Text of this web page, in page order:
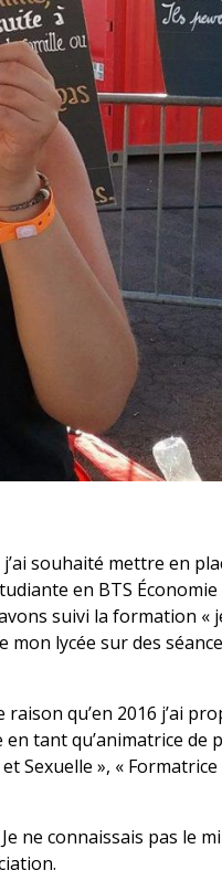
souhaité mettre en
en BTS Économie
suivi la formation «
lycée sur des
qu’en 2016 j’ai
tant qu’animatrice de
Sexuelle », «
ne connaissais pas le